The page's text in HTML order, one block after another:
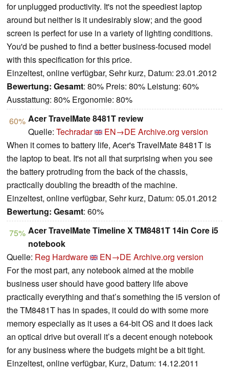
for unplugged productivity. It's not the speediest laptop
around but neither is it undesirably slow; and the good
screen is perfect for use in a variety of lighting conditions.
You'd be pushed to find a better business-focused model
with this specification for this price.
Einzeltest, online verfügbar, Sehr kurz, Datum: 23.01.2012
Bewertung: Gesamt: 80% Preis: 80% Leistung: 60%
Ausstattung: 80% Ergonomie: 80%
60% Acer TravelMate 8481T review
Quelle: Techradar EN→DE Archive.org version
When it comes to battery life, Acer's TravelMate 8481T is
the laptop to beat. It's not all that surprising when you see
the battery protruding from the back of the chassis,
practically doubling the breadth of the machine.
Einzeltest, online verfügbar, Sehr kurz, Datum: 05.01.2012
Bewertung: Gesamt: 60%
75% Acer TravelMate Timeline X TM8481T 14in Core i5
notebook
Quelle: Reg Hardware EN→DE Archive.org version
For the most part, any notebook aimed at the mobile
business user should have good battery life above
practically everything and that’s something the i5 version of
the TM8481T has in spades, it could do with some more
memory especially as it uses a 64-bit OS and it does lack
an optical drive but overall it’s a decent enough notebook
for any business where the budgets might be a bit tight.
Einzeltest, online verfügbar, Kurz, Datum: 14.12.2011